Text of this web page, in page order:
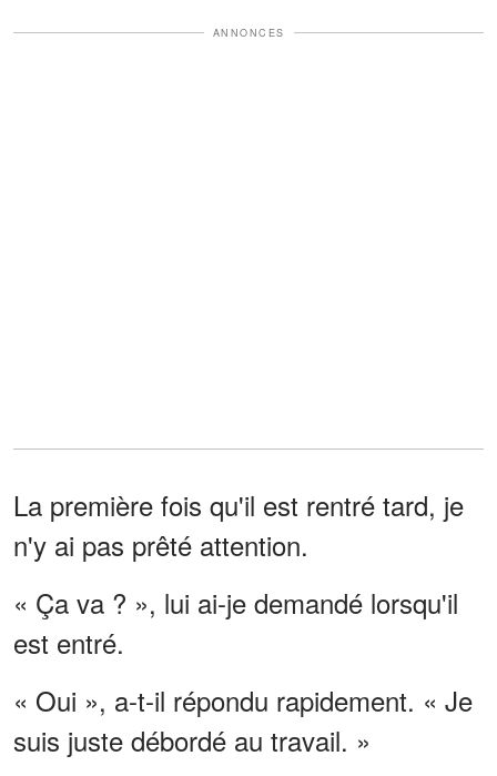
ANNONCES
La première fois qu'il est rentré tard, je
n'y ai pas prêté attention.
« Ça va ? », lui ai-je demandé lorsqu'il
est entré.
« Oui », a-t-il répondu rapidement. « Je
suis juste débordé au travail. »